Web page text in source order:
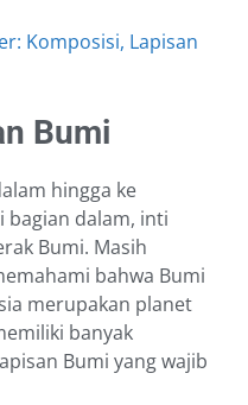
Komposisi, Lapisan
Bumi
hingga ke
bagian dalam, inti
Bumi. Masih
bahwa Bumi
merupakan planet
banyak
Bumi yang wajib